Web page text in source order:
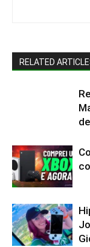
RELATED